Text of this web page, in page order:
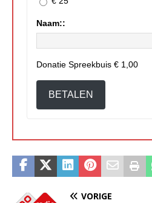
Naam::
Donatie Spreekbuis € 1,00
BETALEN
VORIGE